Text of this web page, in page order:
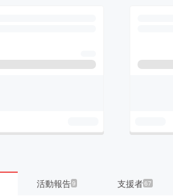
活動報告9 支援者67